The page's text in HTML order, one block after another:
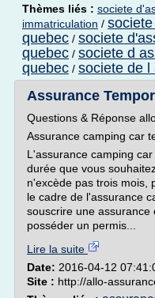
Thèmes liés : societe
immatriculation /
quebec / societe
quebec / societe d
quebec / societe de l
Assurance
Questions & Réponse
Assurance camping car
L'assurance camping
durée que vous
n'excède pas trois mois,
le cadre de l'assurance
souscrire une
posséder un permis...
Lire la suite
Date: 2016-04-12
Site : http://allo-